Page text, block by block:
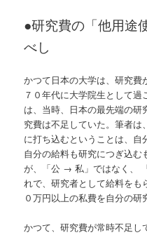
●研究費の「他用途
べし
かつて日本の大学は、研究費
７０年代に大学院生として
は、当時、日本の最先端の
究費は不足していた。筆者
に打ち込むということは、自
自分の給料も研究につぎ込
が、「公 → 私」ではなく、
れで、研究者として給料をも
０万円以上の私費を自分の研
かつて、研究費が常時不足